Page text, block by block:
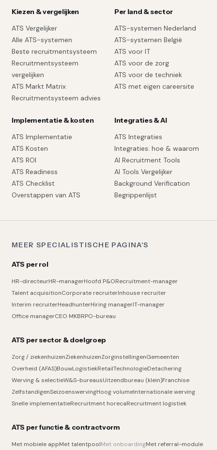
Kiezen & vergelijken
ATS Vergelijker
Alle ATS-systemen
Beste recruitmentsysteem
Recruitmentsysteem
vergelijken
ATS Markt Matrix
Recruitmentsysteem advies
Per land & sector
ATS-systemen Nederland
ATS-systemen België
ATS voor IT
ATS voor de zorg
ATS voor de techniek
ATS met eigen careersite
Implementatie & kosten
ATS Implementatie
ATS Kosten
ATS ROI
ATS Readiness
ATS Checklist
Overstappen van ATS
Integraties & AI
ATS Integraties
Integraties: hoe & waarom
AI Recruitment Tools
AI Tools Vergelijker
Background Verification
Begrippenlijst
MEER SPECIALISTISCHE PAGINA'S
ATS per rol
HR-directeurHR-managerHoofd P&ORecruitment-manager
Talent acquisitionCorporate recruiterInhouse recruiter
Interim recruiterHeadhunterHiring managerIT-manager
Office managerCEO MKBRPO-bureau
ATS per sector & doelgroep
Zorg / ziekenhuizenZiekenhuizenZorginstellingenGemeenten
Overheid (AFAS)BouwLogistiekRetailTechnologieDetachering
Werving & selectieW&S-bureausUitzendbureau (klein)Franchise
ZelfstandigenSeizoenswervingHoog volumeInternationale werving
Snelle implementatieRecruitment horecaRecruitment logistiek
ATS per functie & contractvorm
Met mobiele appMet talentpoolMet onboardingMet referral-module